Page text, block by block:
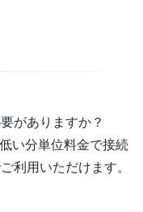
がありますか？
い分単位料金で接続
利用いただけます。